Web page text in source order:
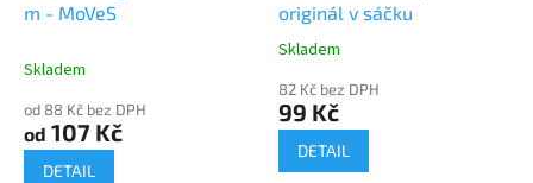
m - MoVeS
Skladem
od 88 Kč bez DPH
od 107 Kč
DETAIL
originál v sáčku
Průměrné
produktu
je
Skladem
82 Kč bez DPH
99 Kč
DETAIL